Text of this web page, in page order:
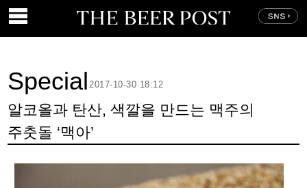
Special
알코올과 탄산, 색깔을 만드는 맥주의
주춧돌 ‘맥아’
2017-10-30 18:12